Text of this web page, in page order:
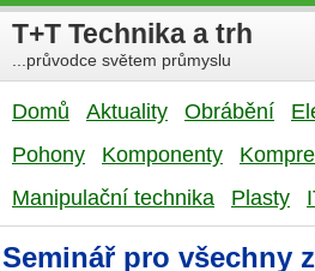
T+T Technika a trh
...průvodce světem průmyslu
Domů Aktuality Obrábění
Pohony
Komponenty
Manipulační technika
Plasty
Seminář pro všechny